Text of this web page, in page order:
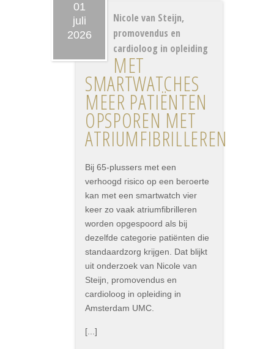
01
juli
2026
Nicole van Steijn,
promovendus en
cardioloog in opleiding
MET
SMARTWATCHES
MEER PATIËNTEN
OPSPOREN MET
ATRIUMFIBRILLEREN
Bij 65-plussers met een
verhoogd risico op een beroerte
kan met een smartwatch vier
keer zo vaak atriumfibrilleren
worden opgespoord als bij
dezelfde categorie patiënten die
standaardzorg krijgen. Dat blijkt
uit onderzoek van Nicole van
Steijn, promovendus en
cardioloog in opleiding in
Amsterdam UMC.
[...]